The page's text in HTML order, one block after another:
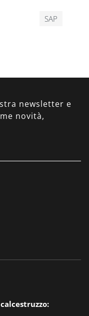
SAP
newsletter e
novità,